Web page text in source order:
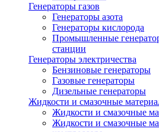
Генераторы газов
Генераторы азота
Генераторы кислорода
Промышленные
станции
Генераторы электричества
Бензиновые генераторы
Газовые генераторы
Дизельные генераторы
Жидкости и смазочные
Жидкости и смазочные
Жидкости и смазочные